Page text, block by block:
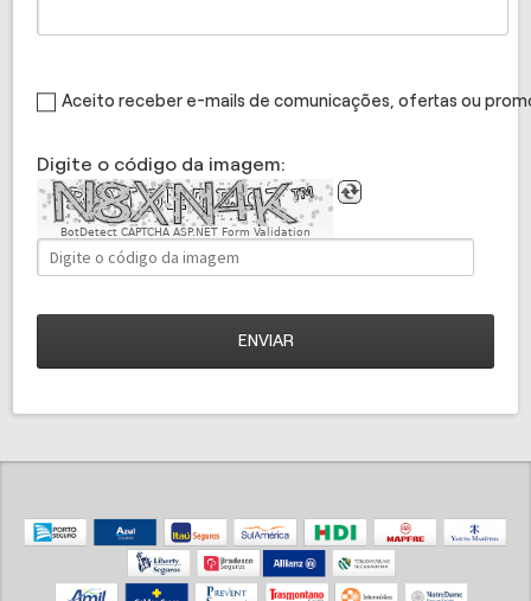
Aceito receber e-mails de comunicações, ofertas ou
Digite o código da imagem:
BotDetect CAPTCHA ASP.NET Form Validation
ENVIAR